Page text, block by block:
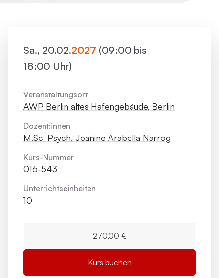
Sa., 20.02.2027 (09:00 bis
18:00 Uhr)
Veranstaltungsort
AWP Berlin altes Hafengebäude, Berlin
Dozent:innen
M.Sc. Psych. Jeanine Arabella Narrog
Kurs-Nummer
016-543
Unterrichts­einheiten
10
270,00 €
Kurs buchen